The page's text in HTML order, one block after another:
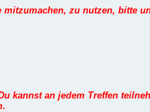
zu nutzen, bitte
kannst an jedem Treffen